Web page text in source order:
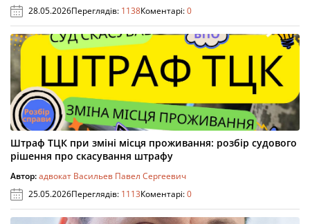
28.05.2026Переглядів: 1138Коментарі:0
Штраф ТЦК при зміні місця проживання: розбір судового
рішення про скасування штрафу
Автор:адвокат Васильев Павел Сергеевич
25.05.2026Переглядів: 1113Коментарі:0